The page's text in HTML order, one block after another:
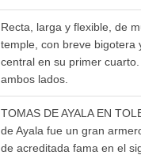
Recta, larga y flexible, de
temple, con breve bigotera
central en su primer
ambos lados.
TOMAS DE AYALA EN
de Ayala fue un gran
de acreditada fama en el